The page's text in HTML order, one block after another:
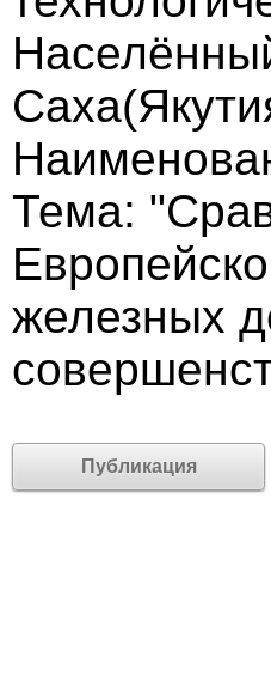
Тема:
железных
Публикация